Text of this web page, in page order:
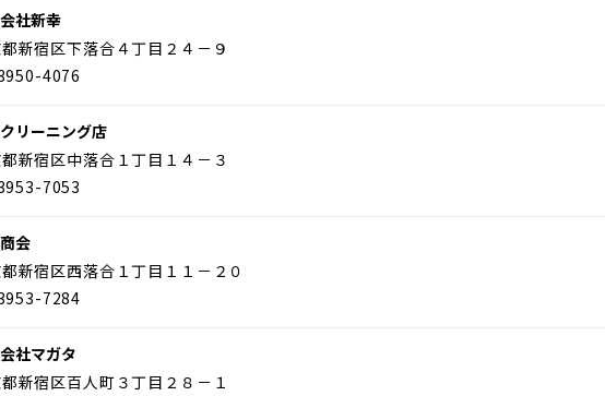
社新幸
新宿区下落合４丁目２４－９
4076
リーニング店
新宿区中落合１丁目１４－３
7053
会
新宿区西落合１丁目１１－２０
7284
社マガタ
新宿区百人町３丁目２８－１